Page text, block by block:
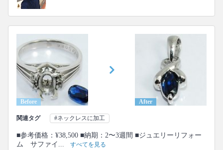
Before After
関連タグ #ネックレスに加工
■参考価格：¥38,500 ■納期：2〜3週間 ■ジュエリーリフォー
ム サファイ...
すべてを見る